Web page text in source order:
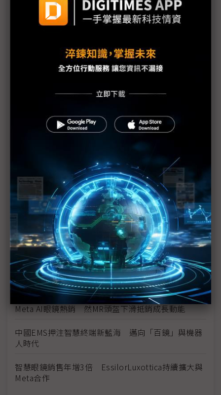
導地位
二代Vision Pro或搭M5處理器 運算效能盼望大躍升
Meta與史丹佛打造3mm全像顯示 XR裝置可望邁向
智慧眼鏡出貨倍增 Meta仍為主力、小米成黑馬
Brilliant Labs推新智慧眼鏡 重量40克、續航力14小
宏達電智慧眼鏡呼之欲出 三大拚突圍策略受矚
AI眼鏡掀革命 紅鏈ODM與PCB迎穿戴新商機
台灣大喊話不缺席AI眼鏡戰局 林東閔：天時地利人
和
AI百鏡大戰升溫！ 阿里入局、雷軍親下場才是轉捩
點
Meta AI眼鏡熱銷 然MR頭盔下滑抵銷成長動能
中國EMS押注智慧終端新藍海 邁向「百鏡」與機器
人時代
智慧眼鏡銷售年增3倍 EssilorLuxottica持續擴大與
Meta合作